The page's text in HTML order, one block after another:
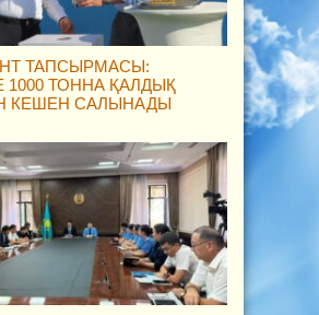
ТАПСЫРМАСЫ:
1000 ТОННА ҚАЛДЫҚ
КЕШЕН САЛЫНАДЫ